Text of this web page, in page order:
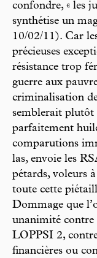
confondre, « les
synthétise un
10/02/11). Car
précieuses
résistance trop
guerre aux
criminalisation
semblerait plutôt
parfaitement
comparutions
las, envoie les
pétards, voleurs
toute cette
Dommage que
unanimité contre
LOPPSI 2,
financières ou